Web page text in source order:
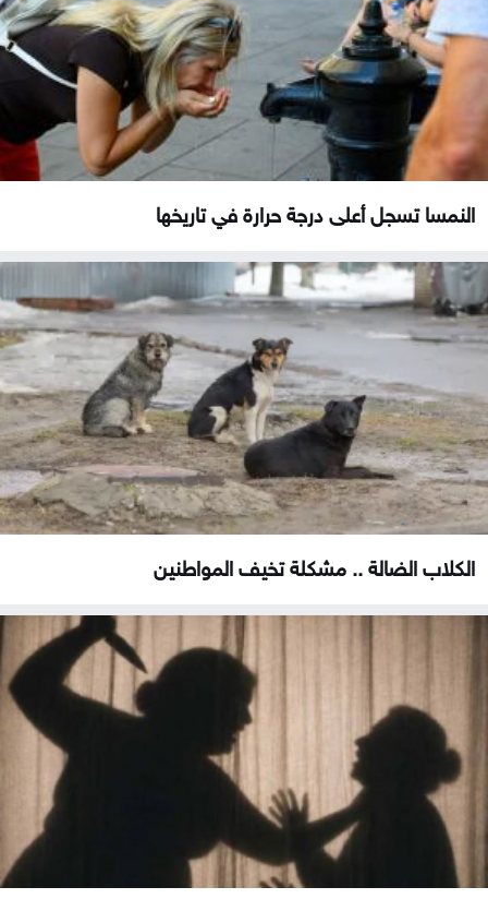
النمسا تسجل أعلى درجة حرارة في تاريخها
الكلاب الضالة .. مشكلة تخيف المواطنين